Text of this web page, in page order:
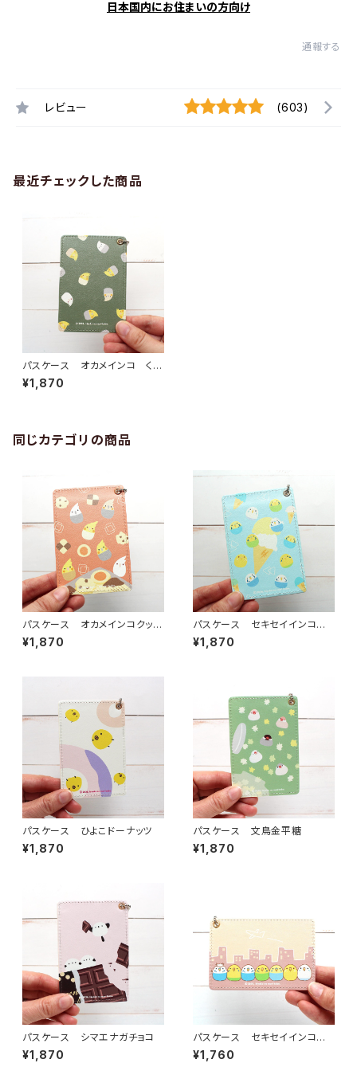
日本国内にお住まいの方向け
通報する
レビュー (603)
最近チェックした商品
パスケース オカメインコ くす
みシンプル
¥1,870
同じカテゴリの商品
パスケース オカメインコクッキ
ー
¥1,870
パスケース セキセイインコア
イス
¥1,870
パスケース ひよこドーナッツ
¥1,870
パスケース 文鳥金平糖
¥1,870
パスケース シマエナガチョコ
¥1,870
パスケース セキセイインコま
ち
¥1,760